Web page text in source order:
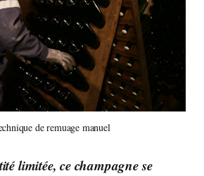
de remuage manuel
limitée, ce champagnese